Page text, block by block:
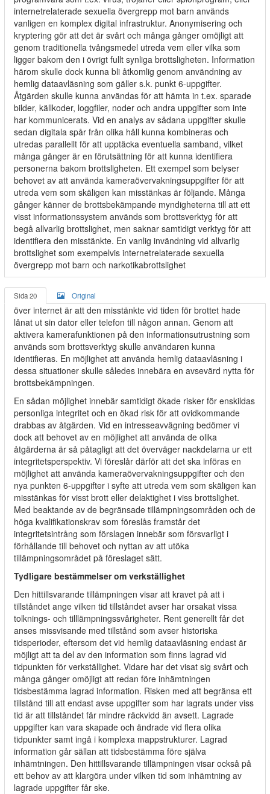
internetrelaterade sexuella övergrepp mot barn används
vanligen en komplex digital infrastruktur. Anonymisering och
kryptering gör att det är svårt och många gånger omöjligt att
genom traditionella tvångsmedel utreda vem eller vilka som
ligger bakom den i övrigt fullt synliga brottsligheten. Information
härom skulle dock kunna bli åtkomlig genom användning av
hemlig dataavläsning som gäller s.k. punkt 6-uppgifter.
Åtgärden skulle kunna användas för att hämta in t.ex. sparade
bilder, källkoder, loggfiler, noder och andra uppgifter som inte
har kommunicerats. Vid en analys av sådana uppgifter skulle
sedan digitala spår från olika håll kunna kombineras och
utredas parallellt för att upptäcka eventuella samband, vilket
många gånger är en förutsättning för att kunna identifiera
personerna bakom brottsligheten. Ett exempel som belyser
behovet av att använda kameraövervakningsuppgifter för att
utreda vem som skäligen kan misstänkas är följande. Många
gånger känner de brottsbekämpande myndigheterna till att ett
visst informationssystem används som brottsverktyg för att
begå allvarlig brottslighet, men saknar samtidigt verktyg för att
identifiera den misstänkte. En vanlig invändning vid allvarlig
brottslighet som exempelvis internetrelaterade sexuella
övergrepp mot barn och narkotikabrottslighet
Sida 20 Original
över internet är att den misstänkte vid tiden för brottet hade
lånat ut sin dator eller telefon till någon annan. Genom att
aktivera kamerafunktionen på den informationsutrustning som
används som brottsverktyg skulle användaren kunna
identifieras. En möjlighet att använda hemlig dataavläsning i
dessa situationer skulle således innebära en avsevärd nytta för
brottsbekämpningen.
En sådan möjlighet innebär samtidigt ökade risker för enskildas
personliga integritet och en ökad risk för att ovidkommande
drabbas av åtgärden. Vid en intresseavvägning bedömer vi
dock att behovet av en möjlighet att använda de olika
åtgärderna är så påtagligt att det överväger nackdelarna ur ett
integritetsperspektiv. Vi föreslår därför att det ska införas en
möjlighet att använda kameraövervakningsuppgifter och den
nya punkten 6-uppgifter i syfte att utreda vem som skäligen kan
misstänkas för visst brott eller delaktighet i viss brottslighet.
Med beaktande av de begränsade tillämpningsområden och de
höga kvalifikationskrav som föreslås framstår det
integritetsintrång som förslagen innebär som försvarligt i
förhållande till behovet och nyttan av att utöka
tillämpningsområdet på föreslaget sätt.
Tydligare bestämmelser om verkställighet
Den hittillsvarande tillämpningen visar att kravet på att i
tillståndet ange vilken tid tillståndet avser har orsakat vissa
tolknings- och tilllämpningssvårigheter. Rent generellt får det
anses missvisande med tillstånd som avser historiska
tidsperioder, eftersom det vid hemlig dataavläsning endast är
möjligt att ta del av den information som finns lagrad vid
tidpunkten för verkställighet. Vidare har det visat sig svårt och
många gånger omöjligt att redan före inhämtningen
tidsbestämma lagrad information. Risken med att begränsa ett
tillstånd till att endast avse uppgifter som har lagrats under viss
tid är att tillståndet får mindre räckvidd än avsett. Lagrade
uppgifter kan vara skapade och ändrade vid flera olika
tidpunkter samt ingå i komplexa mappstrukturer. Lagrad
information går sällan att tidsbestämma före själva
inhämtningen. Den hittillsvarande tillämpningen visar också på
ett behov av att klargöra under vilken tid som inhämtning av
lagrade uppgifter får ske.